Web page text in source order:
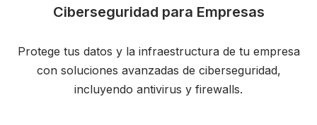
Ciberseguridad para Empresas
Protege tus datos y la infraestructura de tu empresa
con soluciones avanzadas de ciberseguridad,
incluyendo antivirus y firewalls.